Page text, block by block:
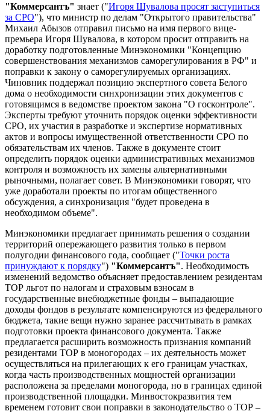
"Коммерсантъ" знает ("Игоря Шувалова просят заступиться
за СРО"), что министр по делам "Открытого правительства"
Михаил Абызов отправил письмо на имя первого вице-
премьера Игоря Шувалова, в котором просит отправить на
доработку подготовленные Минэкономики "Концепцию
совершенствования механизмов саморегулирования в РФ" и
поправки к закону о саморегулируемых организациях.
Чиновник поддержал позицию экспертного совета Белого
дома о необходимости синхронизации этих документов с
готовящимся в ведомстве проектом закона "О госконтроле".
Эксперты требуют уточнить порядок оценки эффективности
СРО, их участия в разработке и экспертизе нормативных
актов и вопросы имущественной ответственности СРО по
обязательствам их членов. Также в документе стоит
определить порядок оценки административных механизмов
контроля и возможность их замены альтернативными
рыночными, полагает совет. В Минэкономики говорят, что
уже доработали проекты по итогам общественного
обсуждения, а синхронизация "будет проведена в
необходимом объеме".
Минэкономики предлагает принимать решения о создании
территорий опережающего развития только в первом
полугодии финансового года, сообщает ("Точки роста
принуждают к порядку") "Коммерсантъ". Необходимость
изменений ведомство объясняет предоставлением резидентам
ТОР льгот по налогам и страховым взносам в
государственные внебюджетные фонды – выпадающие
доходы фондов в результате компенсируются из федерального
бюджета, такие вещи нужно заранее рассчитывать в рамках
подготовки проекта финансового документа. Также
предлагается расширить возможность признания компаний
резидентами ТОР в моногородах – их деятельность может
осуществляться на прилегающих к его границам участках,
когда часть производственных мощностей организации
расположена за пределами моногорода, но в границах единой
производственной площадки. Минвостокразвития тем
временем готовит свои поправки в законодательство о ТОР –